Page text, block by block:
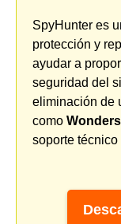
SpyHunter es
protección y
ayudar a
seguridad del
eliminación de
como
soporte